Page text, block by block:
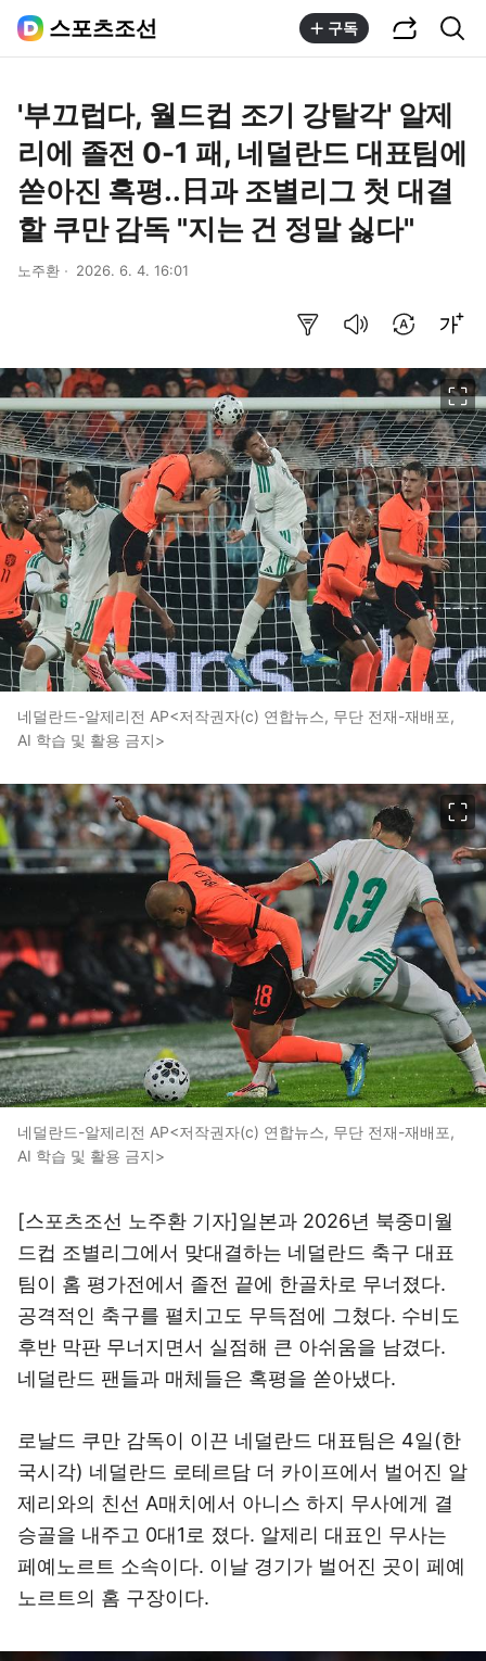
스포츠조선 구독
'부끄럽다, 월드컵 조기 강탈각' 알제
리에 졸전 0-1 패, 네덜란드 대표팀에
쏟아진 혹평..日과 조별리그 첫 대결
할 쿠만 감독 "지는 건 정말 싫다"
노주환 2026. 6. 4. 16:01
네덜란드-알제리전 AP<저작권자(c) 연합뉴스, 무단 전재-재배포,
AI 학습 및 활용 금지>
네덜란드-알제리전 AP<저작권자(c) 연합뉴스, 무단 전재-재배포,
AI 학습 및 활용 금지>
[스포츠조선 노주환 기자]일본과 2026년 북중미월
드컵 조별리그에서 맞대결하는 네덜란드 축구 대표
팀이 홈 평가전에서 졸전 끝에 한골차로 무너졌다.
공격적인 축구를 펼치고도 무득점에 그쳤다. 수비도
후반 막판 무너지면서 실점해 큰 아쉬움을 남겼다.
네덜란드 팬들과 매체들은 혹평을 쏟아냈다.
로날드 쿠만 감독이 이끈 네덜란드 대표팀은 4일(한
국시각) 네덜란드 로테르담 더 카이프에서 벌어진 알
제리와의 친선 A매치에서 아니스 하지 무사에게 결
승골을 내주고 0대1로 졌다. 알제리 대표인 무사는
페예노르트 소속이다. 이날 경기가 벌어진 곳이 페예
노르트의 홈 구장이다.